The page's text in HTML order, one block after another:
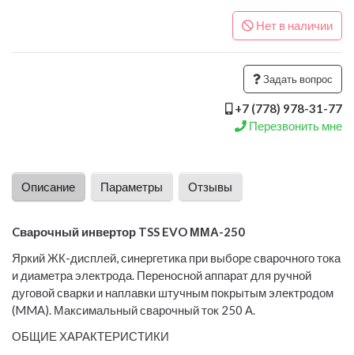
Нет в наличии
Задать вопрос
+7 (778) 978-31-77
Перезвонить мне
Описание Параметры Отзывы
Cварочный инвертор TSS EVO ММА-250
Яркий ЖК-дисплей, синергетика при выборе сварочного тока
и диаметра электрода. Переносной аппарат для ручной
дуговой сварки и наплавки штучным покрытым электродом
(MMA). Максимальный сварочный ток 250 А.
ОБЩИЕ ХАРАКТЕРИСТИКИ